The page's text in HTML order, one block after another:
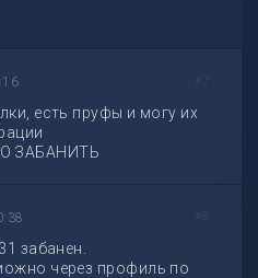
есть пруфы и могу их
ЗАБАНИТЬ
забанен.
через профиль по